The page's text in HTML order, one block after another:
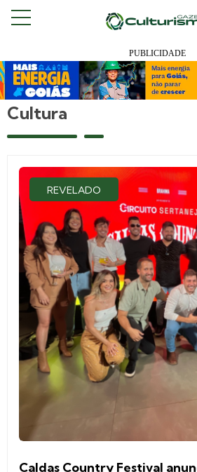
Cultura
REVELADO
Caldas Country Festival